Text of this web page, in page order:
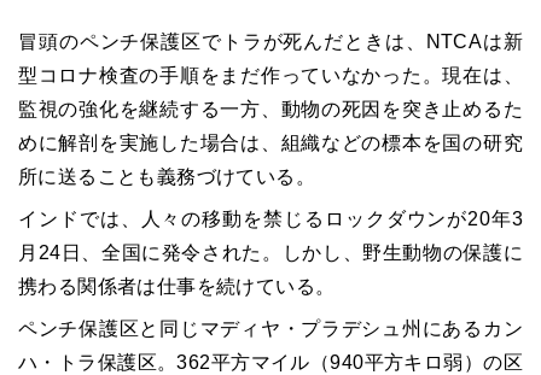
冒頭のペンチ保護区でトラが死んだときは、NTCAは新
型コロナ検査の手順をまだ作っていなかった。現在は、
監視の強化を継続する一方、動物の死因を突き止めるた
めに解剖を実施した場合は、組織などの標本を国の研究
所に送ることも義務づけている。
インドでは、人々の移動を禁じるロックダウンが20年3
月24日、全国に発令された。しかし、野生動物の保護に
携わる関係者は仕事を続けている。
ペンチ保護区と同じマディヤ・プラデシュ州にあるカン
ハ・トラ保護区。362平方マイル（940平方キロ弱）の区